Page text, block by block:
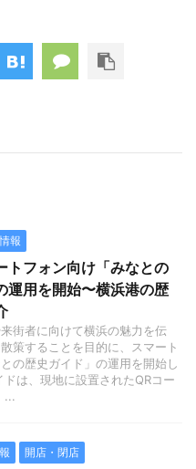
報
トフォン向け「みなとの
運用を開始〜横浜港の歴
街者に向けて横浜の魅力を伝
策することを目的に、スマート
の歴史ガイド」の運用を開始し
ドは、現地に設置されたQRコー
...
開店・閉店